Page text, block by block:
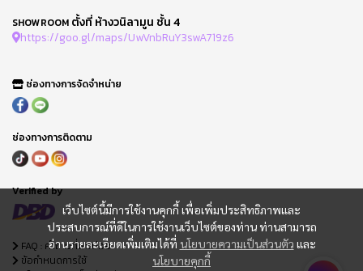
เว็บไซต์นี้มีการใช้งานคุกกี้ เพื่อเพิ่มประสิทธิภาพและ
ประสบการณ์ที่ดีในการใช้งานเว็บไซต์ของท่าน ท่านสามารถ
อ่านรายละเอียดเพิ่มเติมได้ที่ นโยบายความเป็นส่วนตัว และ
นโยบายคุกกี้
SHOWROOM ตั้งที่ ห้างวนิลามูน ชั้น 4
https://goo.gl/maps/UwVnbRuY3swA719z6
ช่องทางการจัดจำหน่าย
ช่องทางการติดตาม
Verified by
FAQ : คำถามที่พบบ่อย
ข้อกำหนดการใช้